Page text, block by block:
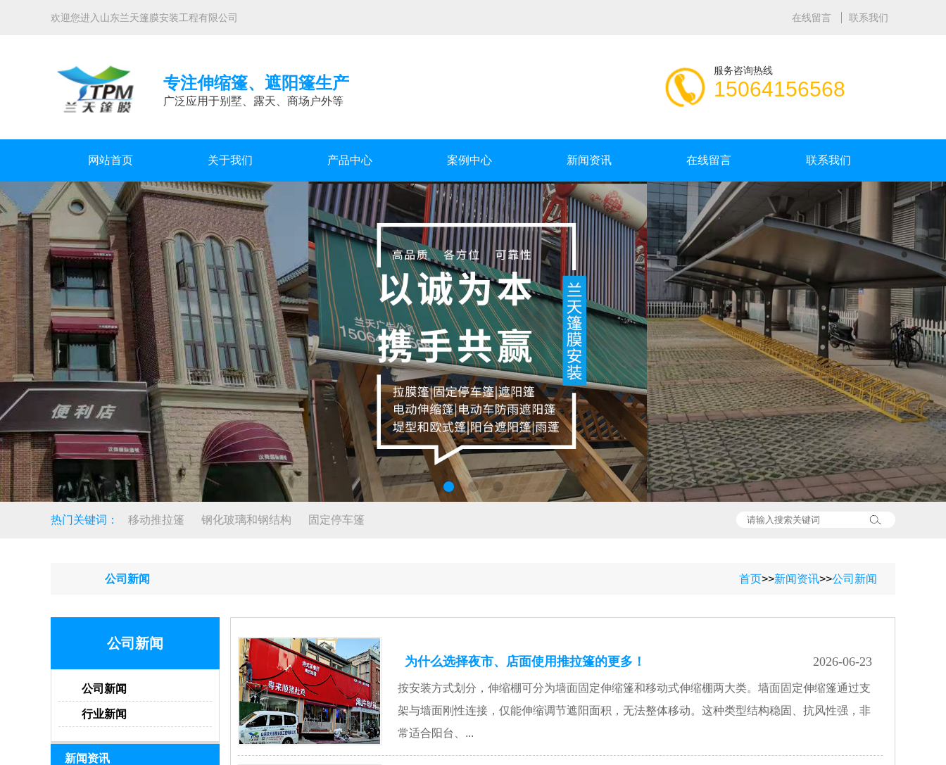
欢迎您进入山东兰天篷膜安装工程有限公司 在线留言 联系我们
专注伸缩篷、遮阳篷生产
广泛应用于别墅、露天、商场户外等
服务咨询热线
15064156568
网站首页 关于我们 产品中心 案例中心 新闻资讯 在线留言 联系我们
热门关键词： 移动推拉篷 钢化玻璃和钢结构 固定停车篷
公司新闻 首页>>新闻资讯>>公司新闻
公司新闻
公司新闻
行业新闻
新闻资讯
为什么选择夜市、店面使用推拉篷的更多！ 2026-06-23
按安装方式划分，伸缩棚可分为墙面固定伸缩篷和移动式伸缩棚两大类。墙面固定伸缩篷通过支
架与墙面刚性连接，仅能伸缩调节遮阳面积，无法整体移动。这种类型结构稳固、抗风性强，非
常适合阳台、...